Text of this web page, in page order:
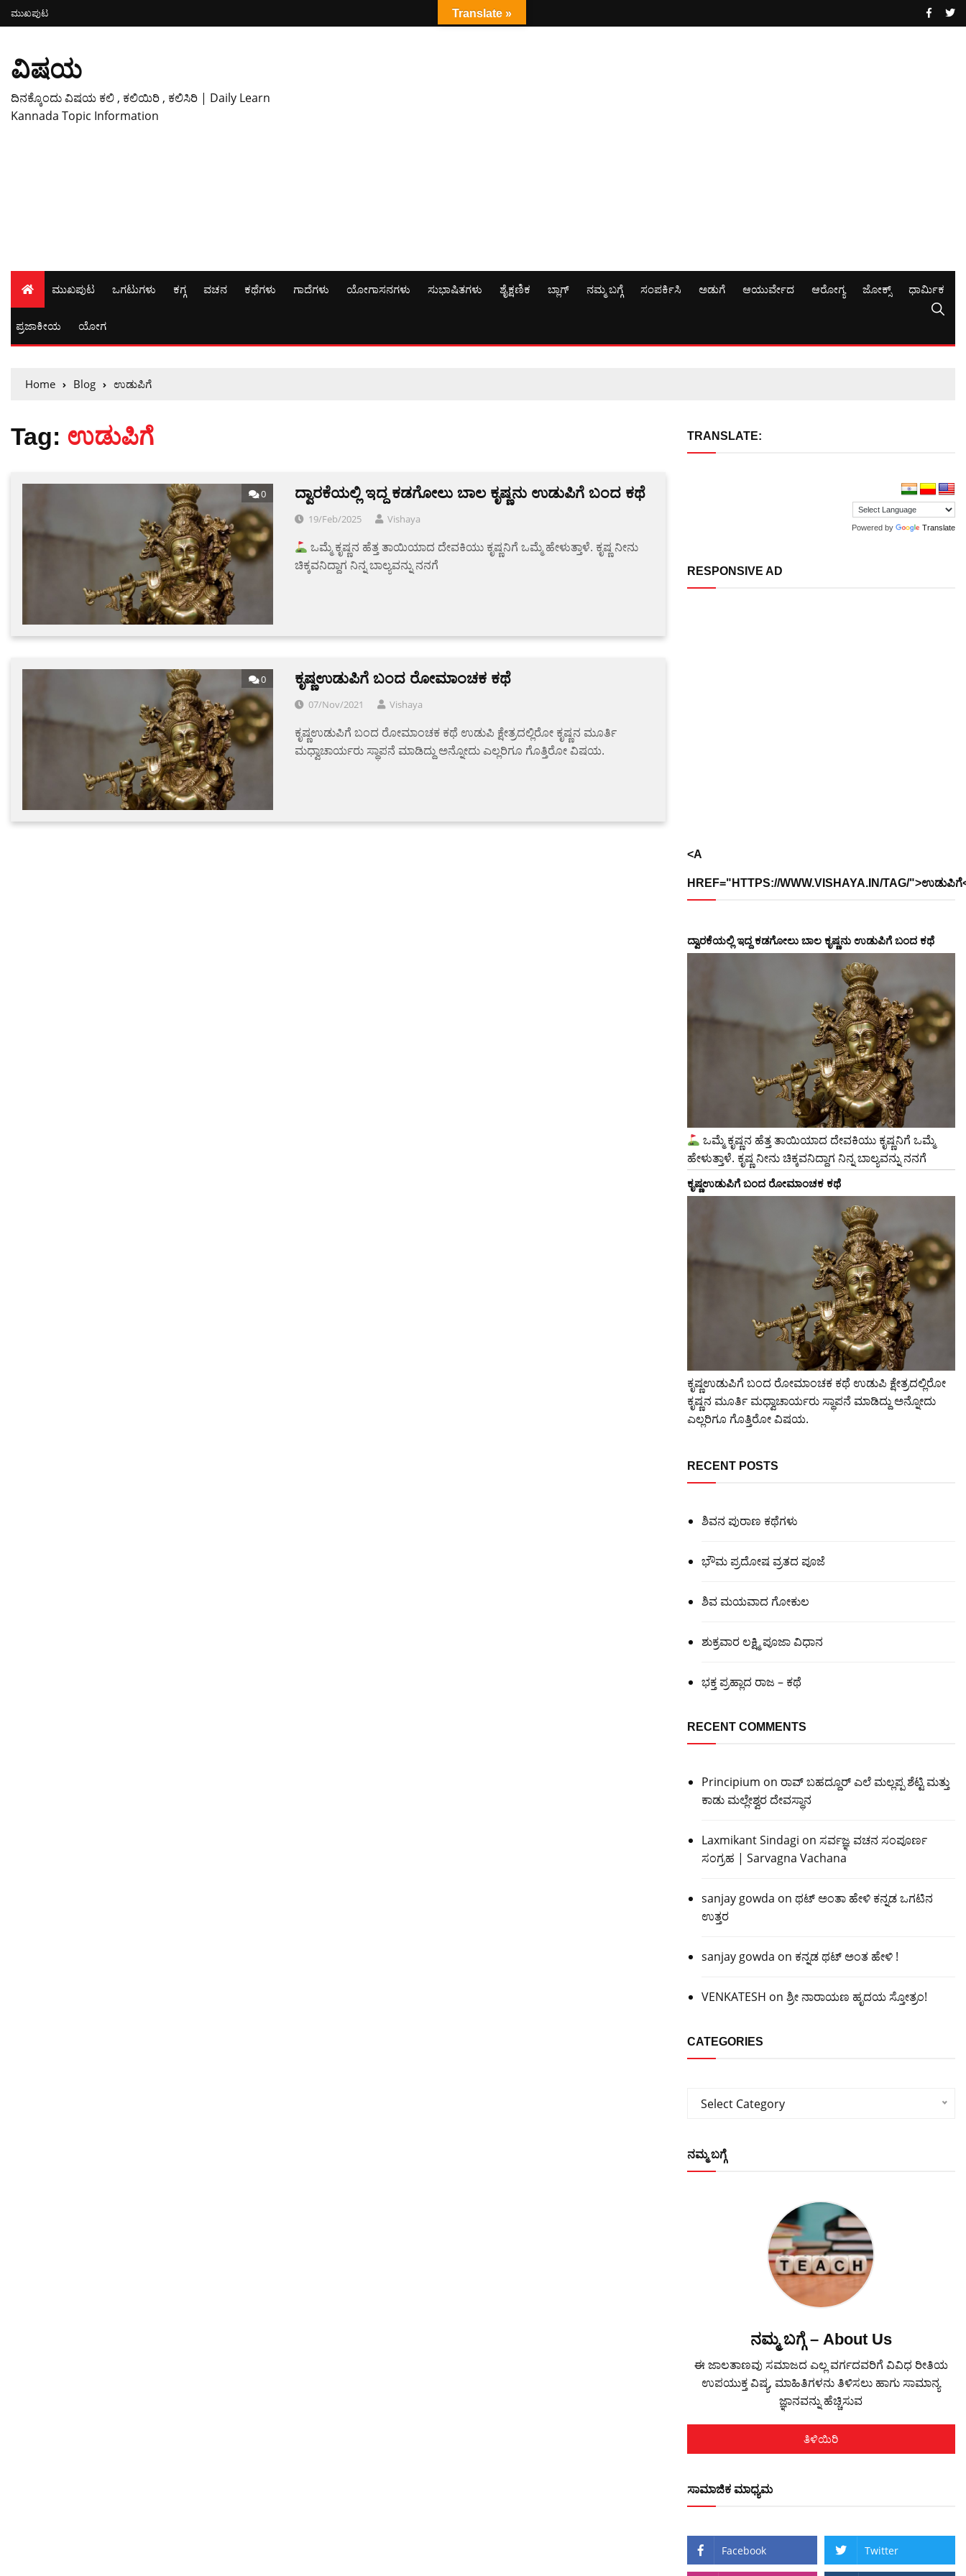
ಮುಖಪುಟ
ವಿಷಯ
ದಿನಕ್ಕೊಂದು ವಿಷಯ ಕಲಿ , ಕಲಿಯಿರಿ , ಕಲಿಸಿರಿ | Daily Learn
Kannada Topic Information
ಮುಖಪುಟ ಒಗಟುಗಳು ಕಗ್ಗ ವಚನ ಕಥೆಗಳು ಗಾದೆಗಳು ಯೋಗಾಸನಗಳು ಸುಭಾಷಿತಗಳು ಶೈಕ್ಷಣಿಕ ಬ್ಲಾಗ್ ನಮ್ಮ ಬಗ್ಗೆ ಸಂಪರ್ಕಿಸಿ ಅಡುಗೆ ಆಯುರ್ವೇದ ಆರೋಗ್ಯ ಜೋಕ್ಸ್ ಧಾರ್ಮಿಕ
ಪ್ರಜಾಕೀಯ ಯೋಗ
Home Blog ಉಡುಪಿಗೆ
Tag: ಉಡುಪಿಗೆ
0 ದ್ವಾರಕೆಯಲ್ಲಿ ಇದ್ದ ಕಡಗೋಲು ಬಾಲ ಕೃಷ್ಣನು ಉಡುಪಿಗೆ ಬಂದ ಕಥೆ
19/Feb/2025 Vishaya
ಒಮ್ಮೆ ಕೃಷ್ಣನ ಹೆತ್ತ ತಾಯಿಯಾದ ದೇವಕಿಯು ಕೃಷ್ಣನಿಗೆ ಒಮ್ಮೆ ಹೇಳುತ್ತಾಳೆ. ಕೃಷ್ಣ ನೀನು
ಚಿಕ್ಕವನಿದ್ದಾಗ ನಿನ್ನ ಬಾಲ್ಯವನ್ನು ನನಗೆ
0 ಕೃಷ್ಣಉಡುಪಿಗೆ ಬಂದ ರೋಮಾಂಚಕ ಕಥೆ
07/Nov/2021 Vishaya
ಕೃಷ್ಣಉಡುಪಿಗೆ ಬಂದ ರೋಮಾಂಚಕ ಕಥೆ ಉಡುಪಿ ಕ್ಷೇತ್ರದಲ್ಲಿರೋ ಕೃಷ್ಣನ ಮೂರ್ತಿ
ಮಧ್ವಾಚಾರ್ಯರು ಸ್ಥಾಪನೆ ಮಾಡಿದ್ದು ಅನ್ನೋದು ಎಲ್ಲರಿಗೂ ಗೊತ್ತಿರೋ ವಿಷಯ.
TRANSLATE:
Powered by Translate
RESPONSIVE AD
<A
HREF="HTTPS://WWW.VISHAYA.IN/TAG/
ದ್ವಾರಕೆಯಲ್ಲಿ ಇದ್ದ ಕಡಗೋಲು ಬಾಲ ಕೃಷ್ಣನು ಉಡುಪಿಗೆ ಬಂದ ಕಥೆ
ಒಮ್ಮೆ ಕೃಷ್ಣನ ಹೆತ್ತ ತಾಯಿಯಾದ ದೇವಕಿಯು ಕೃಷ್ಣನಿಗೆ ಒಮ್ಮೆ
ಹೇಳುತ್ತಾಳೆ. ಕೃಷ್ಣ ನೀನು ಚಿಕ್ಕವನಿದ್ದಾಗ ನಿನ್ನ ಬಾಲ್ಯವನ್ನು ನನಗೆ
ಕೃಷ್ಣಉಡುಪಿಗೆ ಬಂದ ರೋಮಾಂಚಕ ಕಥೆ
ಕೃಷ್ಣಉಡುಪಿಗೆ ಬಂದ ರೋಮಾಂಚಕ ಕಥೆ ಉಡುಪಿ ಕ್ಷೇತ್ರದಲ್ಲಿರೋ
ಕೃಷ್ಣನ ಮೂರ್ತಿ ಮಧ್ವಾಚಾರ್ಯರು ಸ್ಥಾಪನೆ ಮಾಡಿದ್ದು ಅನ್ನೋದು
ಎಲ್ಲರಿಗೂ ಗೊತ್ತಿರೋ ವಿಷಯ.
RECENT POSTS
ಶಿವನ ಪುರಾಣ ಕಥೆಗಳು
ಭೌಮ ಪ್ರದೋಷ ವ್ರತದ ಪೂಜೆ
ಶಿವ ಮಯವಾದ ಗೋಕುಲ
ಶುಕ್ರವಾರ ಲಕ್ಷ್ಮಿ ಪೂಜಾ ವಿಧಾನ
ಭಕ್ತ ಪ್ರಹ್ಲಾದ ರಾಜ – ಕಥೆ
RECENT COMMENTS
Principium on ರಾವ್ ಬಹದ್ದೂರ್ ಎಲೆ ಮಲ್ಲಪ್ಪ ಶೆಟ್ಟಿ ಮತ್ತು
ಕಾಡು ಮಲ್ಲೇಶ್ವರ ದೇವಸ್ಥಾನ
Laxmikant Sindagi on ಸರ್ವಜ್ಞ ವಚನ ಸಂಪೂರ್ಣ
ಸಂಗ್ರಹ | Sarvagna Vachana
sanjay gowda on ಥಟ್ ಅಂತಾ ಹೇಳಿ ಕನ್ನಡ ಒಗಟಿನ
ಉತ್ತರ
sanjay gowda on ಕನ್ನಡ ಥಟ್ ಅಂತ ಹೇಳಿ !
VENKATESH on ಶ್ರೀ ನಾರಾಯಣ ಹೃದಯ ಸ್ತೋತ್ರಂ!
CATEGORIES
Categories
Select Category
ನಮ್ಮ ಬಗ್ಗೆ
ನಮ್ಮ ಬಗ್ಗೆ – About Us
ಈ ಜಾಲತಾಣವು ಸಮಾಜದ ಎಲ್ಲ ವರ್ಗದವರಿಗೆ ವಿವಿಧ ರೀತಿಯ
ಉಪಯುಕ್ತ ವಿಷ್ಯ, ಮಾಹಿತಿಗಳನು ತಿಳಿಸಲು ಹಾಗು ಸಾಮಾನ್ಯ
ಜ್ಞಾನವನ್ನು ಹೆಚ್ಚಿಸುವ
ತಿಳಿಯಿರಿ
ಸಾಮಾಜಿಕ ಮಾಧ್ಯಮ
Facebook Twitter
Translate »